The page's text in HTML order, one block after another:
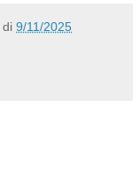
di 9/11/2025